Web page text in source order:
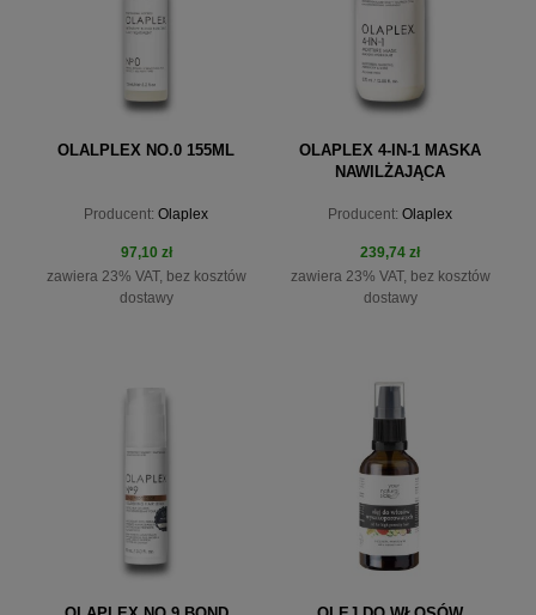
OLALPLEX NO.0 155ML
Producent: Olaplex
97,10 zł
zawiera 23% VAT, bez kosztów
dostawy
OLAPLEX 4-IN-1 MASKA
NAWILŻAJĄCA
Producent: Olaplex
239,74 zł
zawiera 23% VAT, bez kosztów
dostawy
do koszyka